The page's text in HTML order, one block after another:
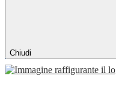
Chiudi